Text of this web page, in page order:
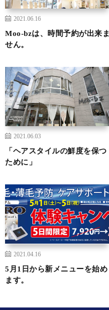
2021.06.16
Moo-bzは、時間予約が出来ま
せん。
2021.06.03
「ヘアスタイルの鮮度を保つ
ために」
2021.04.16
5月1日から新メニューを始め
ます。